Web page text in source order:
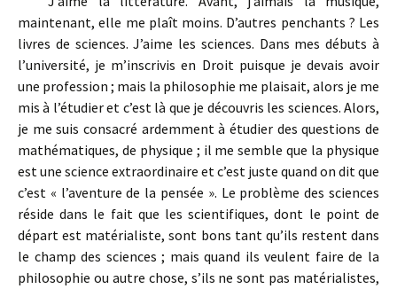
maintenant, elle me plaît moins. D’autres penchants ? Les
livres de sciences. J’aime les sciences. Dans mes débuts à
l’université, je m’inscrivis en Droit puisque je devais avoir
une profession ; mais la philosophie me plaisait, alors je me
mis à l’étudier et c’est là que je découvris les sciences. Alors,
je me suis consacré ardemment à étudier des questions de
mathématiques, de physique ; il me semble que la physique
est une science extraordinaire et c’est juste quand on dit que
c’est « l’aventure de la pensée ». Le problème des sciences
réside dans le fait que les scientifiques, dont le point de
départ est matérialiste, sont bons tant qu’ils restent dans
le champ des sciences ; mais quand ils veulent faire de la
philosophie ou autre chose, s’ils ne sont pas matérialistes,